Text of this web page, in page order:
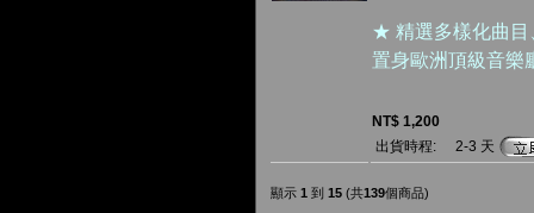
★ 精選多樣化曲目
置身歐洲頂級音樂
NT$ 1,200
出貨時程:
2-3 天
顯示 1 到 15 (共139個商品)